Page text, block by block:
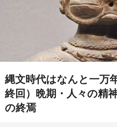
縄文時代はなんと一万
終回）晩期・人々の精
の終焉